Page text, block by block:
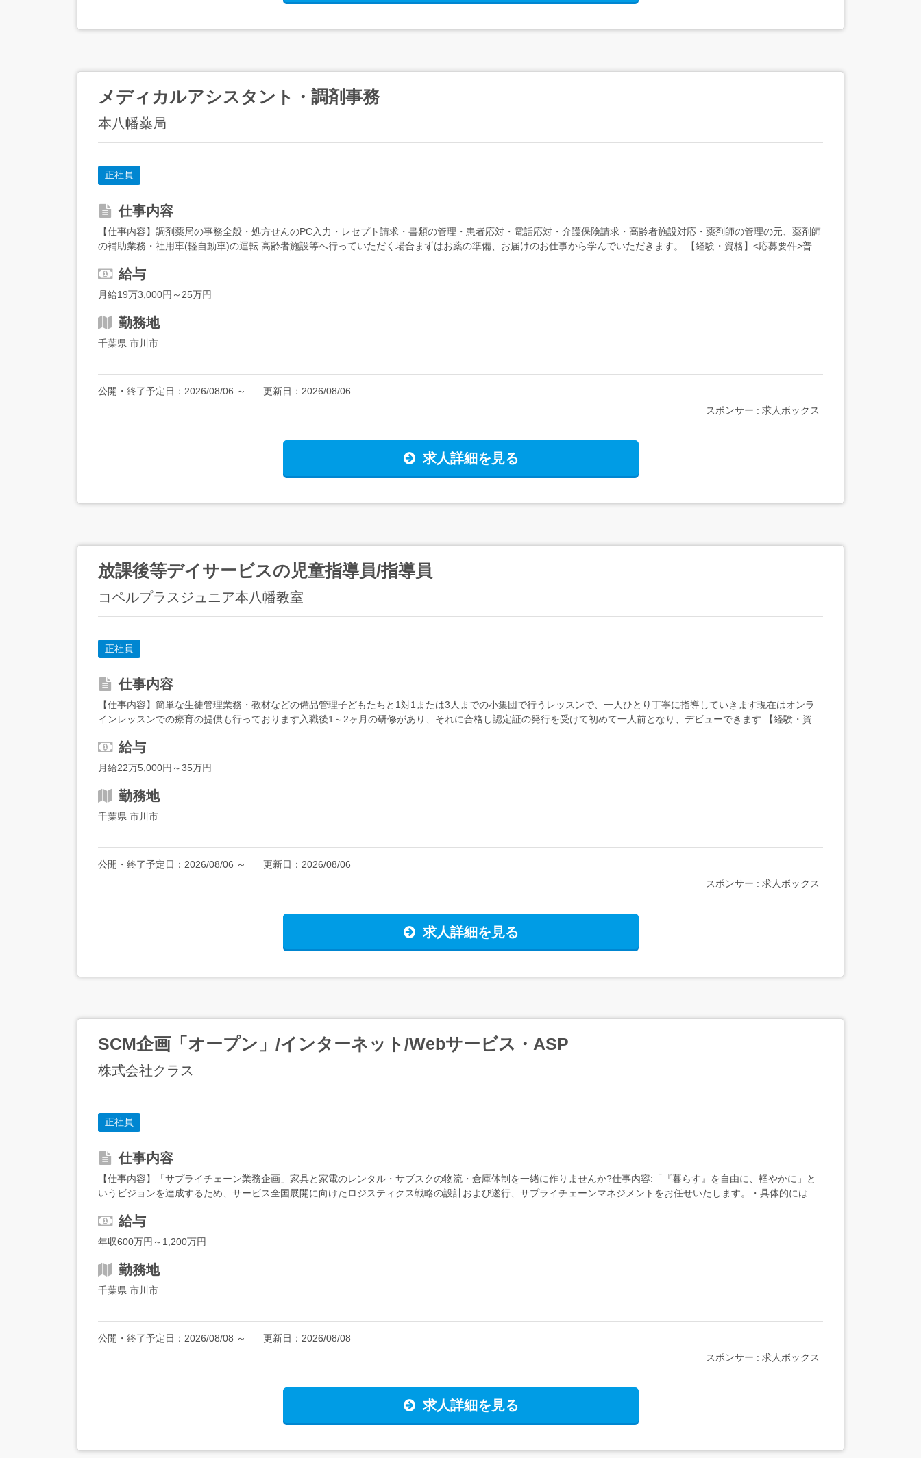
メディカルアシスタント・調剤事務
本八幡薬局
正社員
仕事内容
【仕事内容】調剤薬局の事務全般・処方せんのPC入力・レセプト請求・書類の管理・患者応対・電話応対・介護保険請求・高齢者施設対応・薬剤師の管理の元、薬剤師
の補助業務・社用車(軽自動車)の運転 高齢者施設等へ行っていただく場合まずはお薬の準備、お届けのお仕事から学んでいただきます。 【経験・資格】<応募要件>普通
給与
月給19万3,000円～25万円
勤務地
千葉県 市川市
公開・終了予定日： 2026/08/06 ～ 更新日： 2026/08/06
スポンサー : 求人ボックス
求人詳細を見る
放課後等デイサービスの児童指導員/指導員
コペルプラスジュニア本八幡教室
正社員
仕事内容
【仕事内容】簡単な生徒管理業務・教材などの備品管理子どもたちと1対1または3人までの小集団で行うレッスンで、一人ひとり丁寧に指導していきます現在はオンラ
インレッスンでの療育の提供も行っております入職後1～2ヶ月の研修があり、それに合格し認定証の発行を受けて初めて一人前となり、デビューできます 【経験・資
給与
月給22万5,000円～35万円
勤務地
千葉県 市川市
公開・終了予定日： 2026/08/06 ～ 更新日： 2026/08/06
スポンサー : 求人ボックス
求人詳細を見る
SCM企画「オープン」/インターネット/Webサービス・ASP
株式会社クラス
正社員
仕事内容
【仕事内容】「サプライチェーン業務企画」家具と家電のレンタル・サブスクの物流・倉庫体制を一緒に作りませんか?仕事内容:「『暮らす』を自由に、軽やかに」と
いうビジョンを達成するため、サービス全国展開に向けたロジスティクス戦略の設計および遂行、サプライチェーンマネジメントをお任せいたします。・具体的には・
給与
年収600万円～1,200万円
勤務地
千葉県 市川市
公開・終了予定日： 2026/08/08 ～ 更新日： 2026/08/08
スポンサー : 求人ボックス
求人詳細を見る